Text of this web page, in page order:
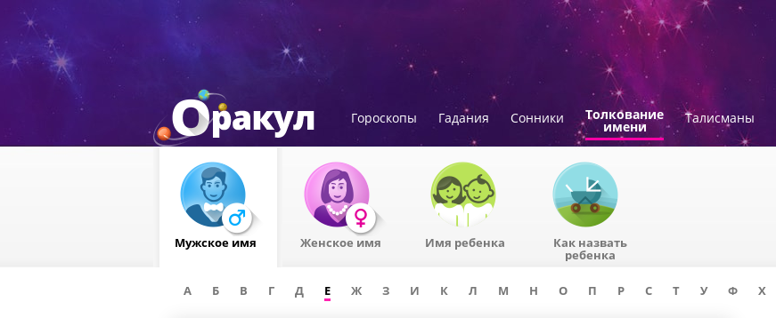
Гороскопы Гадания Сонники Толкование
имени
Талисманы
Мужское имя Женское имя Имя ребенка Как назвать
ребенка
А Б В Г Д Е Ж З И К Л М Н О П Р С Т У Ф Х